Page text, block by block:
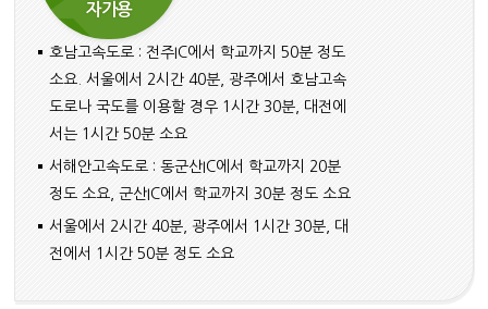
자가용
호남고속도로 : 전주IC에서 학교까지 50분 정도
소요. 서울에서 2시간 40분, 광주에서 호남고속
도로나 국도를 이용할 경우 1시간 30분, 대전에
서는 1시간 50분 소요
서해안고속도로 : 동군산IC에서 학교까지 20분
정도 소요, 군산IC에서 학교까지 30분 정도 소요
서울에서 2시간 40분, 광주에서 1시간 30분, 대
전에서 1시간 50분 정도 소요